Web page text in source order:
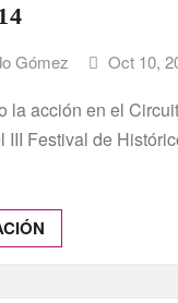
Gómez Oct 10,
la acción en el
III Festival de